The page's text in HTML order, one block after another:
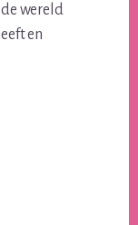
wereld
en